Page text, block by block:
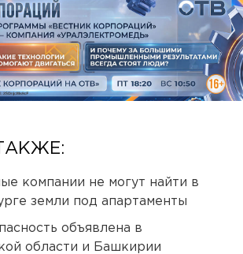
компании не могут найти в
земли под апартаменты
объявлена в
области и Башкирии